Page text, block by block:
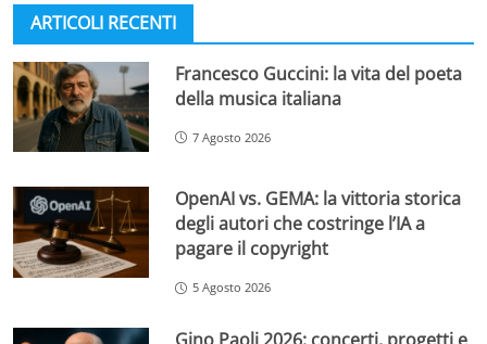
ARTICOLI RECENTI
Francesco Guccini: la vita del poeta
della musica italiana
7 Agosto 2026
OpenAI vs. GEMA: la vittoria storica
degli autori che costringe l’IA a
pagare il copyright
5 Agosto 2026